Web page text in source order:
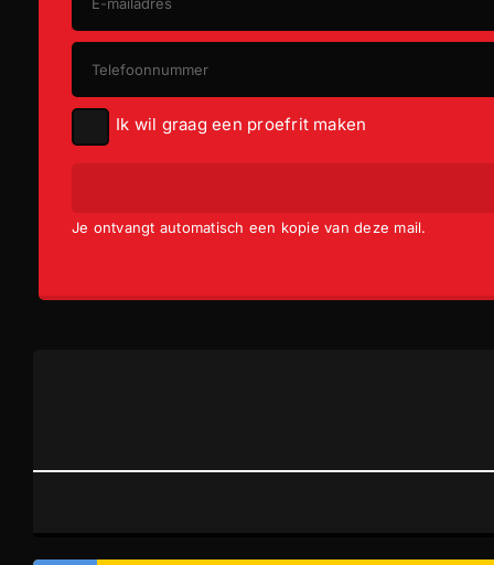
buitenspiegel(s) automatisch dimmend
buitenspiegels elektrisch inklapbaar
Toon meer
Ik wil graag een proefrit maken
Je ontvangt automatisch een kopie van deze mail.